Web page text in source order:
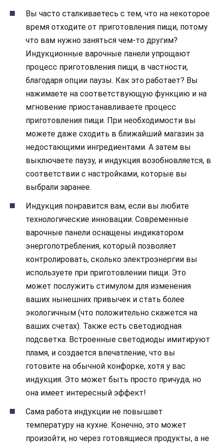
Вы часто сталкиваетесь с тем, что на некоторое
время отходите от приготовления пищи, потому
что вам нужно заняться чем-то другим?
Индукционные варочные панели упрощают
процесс приготовления пищи, в частности,
благодаря опции паузы. Как это работает? Вы
нажимаете на соответствующую функцию и на
мгновение приостанавливаете процесс
приготовления пищи. При необходимости вы
можете даже сходить в ближайший магазин за
недостающими ингредиентами. А затем вы
выключаете паузу, и индукция возобновляется, в
соответствии с настройками, которые вы
выбрали заранее.
Индукция понравится вам, если вы любите
технологические инновации. Современные
варочные панели оснащены индикатором
энергопотребления, который позволяет
контролировать, сколько электроэнергии вы
используете при приготовлении пищи. Это
может послужить стимулом для изменения
ваших нынешних привычек и стать более
экологичным (что положительно скажется на
ваших счетах). Также есть светодиодная
подсветка. Встроенные светодиоды имитируют
пламя, и создается впечатление, что вы
готовите на обычной конфорке, хотя у вас
индукция. Это может быть просто причуда, но
она имеет интересный эффект!
Сама работа индукции не повышает
температуру на кухне. Конечно, это может
произойти, но через готовящиеся продукты, а не